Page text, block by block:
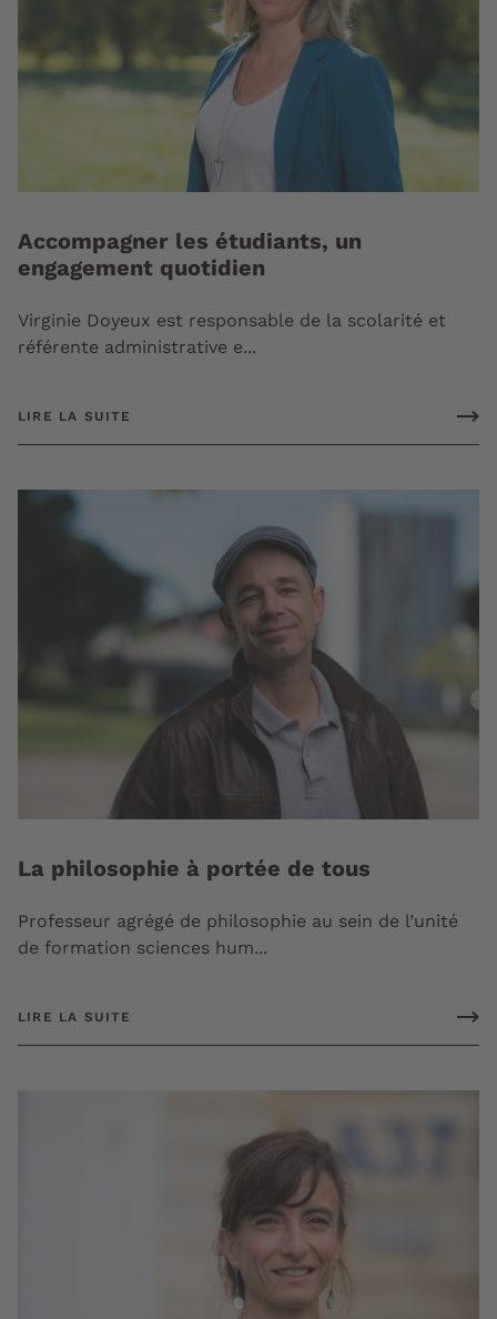
Accompagner les étudiants, un
engagement quotidien
Virginie Doyeux est responsable de la scolarité et
référente administrative e...
LIRE LA SUITE
La philosophie à portée de tous
Professeur agrégé de philosophie au sein de l’unité
de formation sciences hum...
LIRE LA SUITE